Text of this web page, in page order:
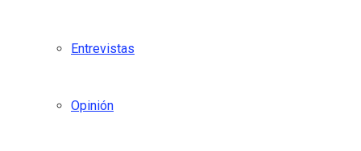
Entrevistas
Opinión